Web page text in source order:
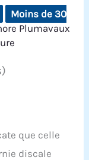
Moins de 30
Plumavaux
que celle
discale